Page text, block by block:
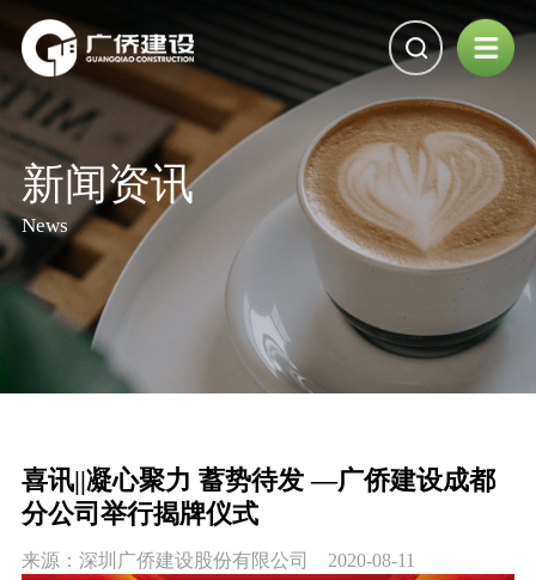
新闻资讯
News
喜讯||凝心聚力 蓄势待发 —广侨建设成都
分公司举行揭牌仪式
来源：深圳广侨建设股份有限公司 2020-08-11